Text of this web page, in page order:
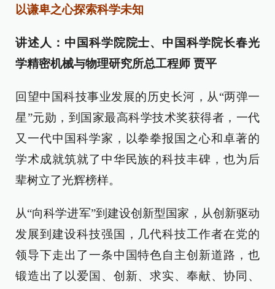
以谦卑之心探索科学未知
讲述人：中国科学院院士、中国科学院长春光
学精密机械与物理研究所总工程师 贾平
回望中国科技事业发展的历史长河，从“两弹一
星”元勋，到国家最高科学技术奖获得者，一代
又一代中国科学家，以拳拳报国之心和卓著的
学术成就筑就了中华民族的科技丰碑，也为后
辈树立了光辉榜样。
从“向科学进军”到建设创新型国家，从创新驱动
发展到建设科技强国，几代科技工作者在党的
领导下走出了一条中国特色自主创新道路，也
锻造出了以爱国、创新、求实、奉献、协同、